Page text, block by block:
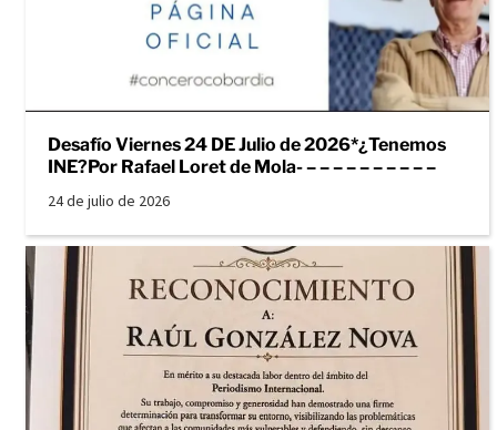
Desafío Viernes 24 DE Julio de 2026*¿Tenemos
INE?Por Rafael Loret de Mola- – – – – – – – – – –
24 de julio de 2026